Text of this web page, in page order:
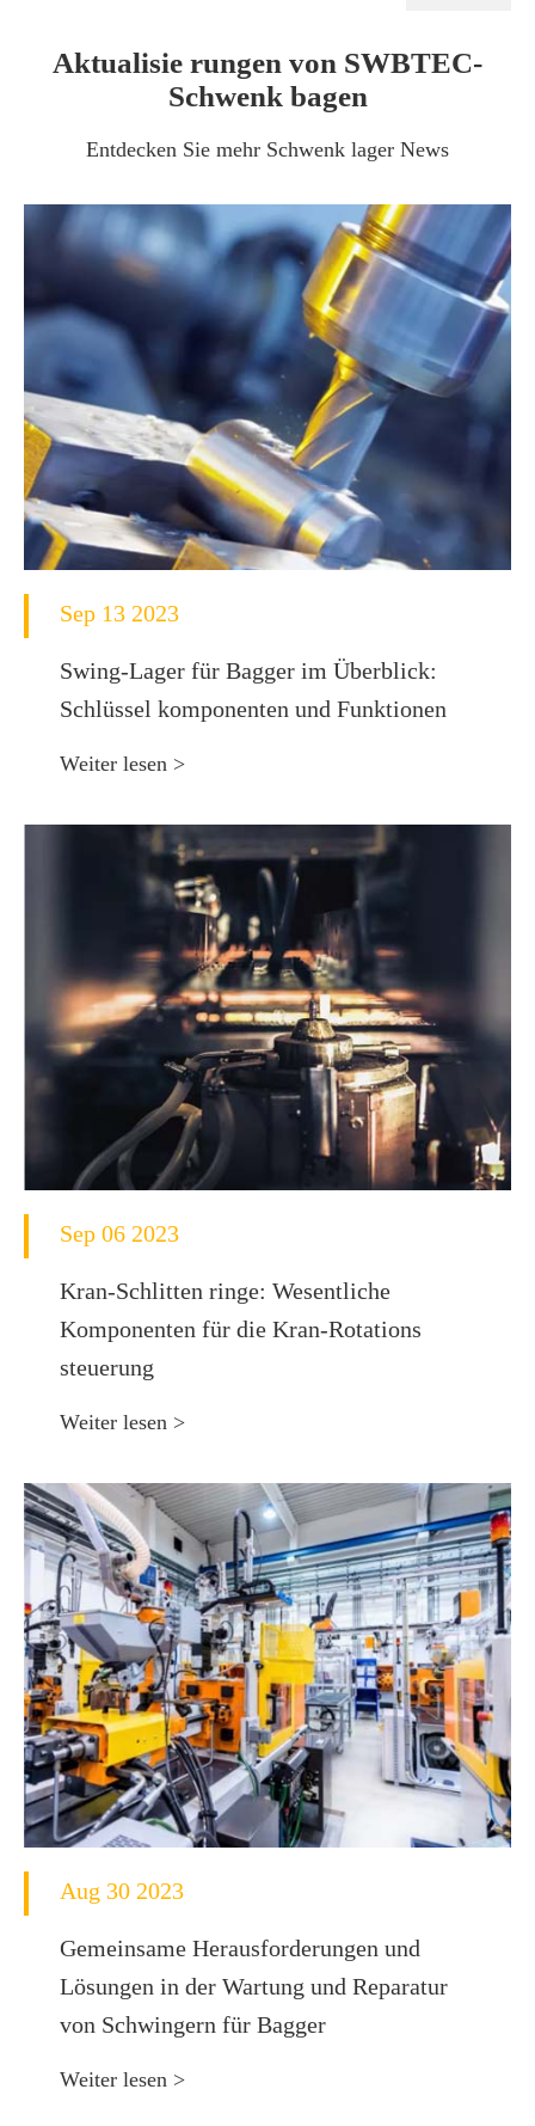
Aktualisie rungen von SWBTEC-
Schwenk bagen
Entdecken Sie mehr Schwenk lager News
Sep 13 2023
Swing-Lager für Bagger im Überblick:
Schlüssel komponenten und Funktionen
Weiter lesen >
Sep 06 2023
Kran-Schlitten ringe: Wesentliche
Komponenten für die Kran-Rotations
steuerung
Weiter lesen >
Aug 30 2023
Gemeinsame Herausforderungen und
Lösungen in der Wartung und Reparatur
von Schwingern für Bagger
Weiter lesen >